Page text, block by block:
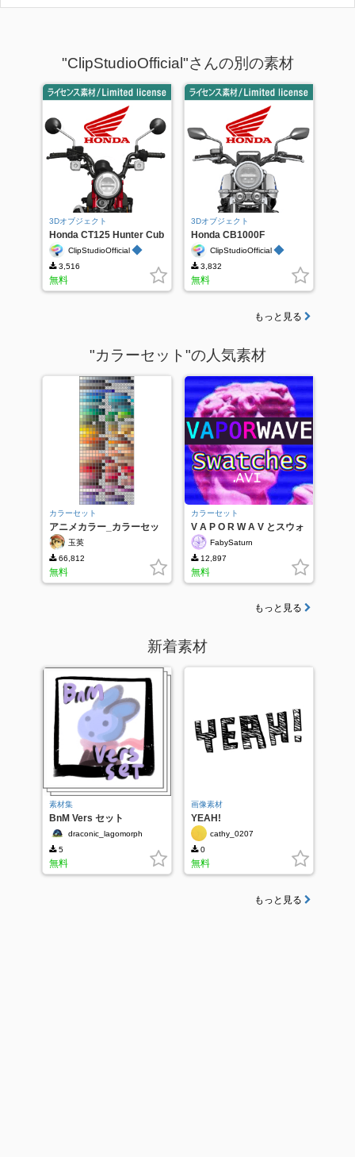
"ClipStudioOfficial"さんの別の素材
3Dオブジェクト
Honda CT125 Hunter Cub
ClipStudioOfficial ◆
3,516
無料
3Dオブジェクト
Honda CB1000F
ClipStudioOfficial ◆
3,832
無料
もっと見る
"カラーセット"の人気素材
カラーセット
アニメカラー_カラーセッ
ト ver1.0
玉英
66,812
無料
カラーセット
V A P O R W A V とスウォ
ッチ FabySaturn
12,897
無料
もっと見る
新着素材
素材集
BnM Vers セット
draconic_lagomorph
5
無料
画像素材
YEAH!
cathy_0207
0
無料
もっと見る